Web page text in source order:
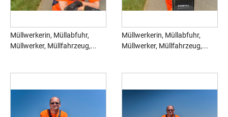
Müllwerkerin, Müllabfuhr,
Müllwerker, Müllfahrzeug,...
Müllwerkerin, Müllabfuhr,
Müllwerker, Müllfahrzeug,...